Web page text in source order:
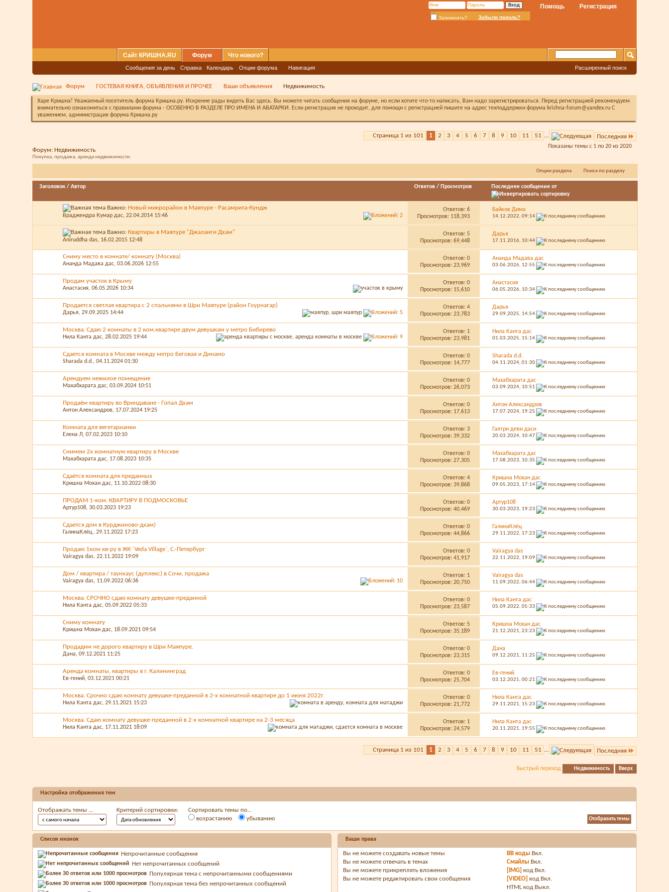
Регистрация
Помощь
Запомнить? Забыли пароль?
Сайт КРИШНА.RU Форум
Сообщения за день Справка Календарь Опции форума Навигация
Что нового?
Расширенный поиск
Форум ГОСТЕВАЯ КНИГА, ОБЪЯВЛЕНИЯ И ПРОЧЕЕ Ваши объявления Недвижимость
Харе Кришна! Уважаемый посетитель форума Кришна.ру. Искренне рады видеть Вас здесь. Вы можете читать сообщения на форуме, но если хотите что-то написать, Вам надо зарегистрироваться. Перед регистрацией рекомендуем
внимательно ознакомиться с правилами форума - ОСОБЕННО В РАЗДЕЛЕ ПРО ИМЕНА И АВАТАРКИ. Если регистрация не проходит, для помощи с регистрацией пишите на адрес техподдержки форума krishna-forum@yandex.ru С
уважением, администрация форума Кришна.ру
Страница 1 из 101 1 2 3 4 5 6 7 8 9 10 11 51 ... Последняя
Показаны темы с 1 по 20 из 2020
Форум: Недвижимость
Покупка, продажа, аренда недвижимости.
Опции раздела Поиск по разделу
Заголовок / Автор Ответов / Просмотров Последнее сообщение от
Важно: Новый микрорайон в Маяпуре - Расамрита-Кундж
Враджендра Кумар дас, 22.04.2014 15:46
Ответов:6
Просмотров: 118,393
Байков Дима
14.12.2022, 09:14
Важно: Квартиры в Маяпуре "Джаланги Дхам"
Aniruddha das, 16.02.2015 12:48
Ответов:5
Просмотров: 69,448
Дарья
17.11.2016, 10:44
Сниму место в комнате/ комнату (Москва)
Ананда Мадава дас, 03.06.2026 12:55
Ответов:0
Просмотров: 23,969
Ананда Мадава дас
03.06.2026, 12:55
Продам участок в Крыму
Анастасия, 06.05.2026 10:34
Ответов:0
Просмотров: 15,610
Анастасия
06.05.2026, 10:34
Продается светлая квартира с 2 спальнями в Шри Маяпуре (район Гоурнагар)
Дарья, 29.09.2025 14:44
Ответов:4
Просмотров: 23,783
Дарья
29.09.2025, 14:54
Москва. Сдаю 2 комнаты в 2 ком.квартире двум девушкам у метро Бибирево
Нила Канта дас, 28.02.2025 19:44
Ответов: 1
Просмотров: 23,981
Нила Канта дас
01.03.2025, 15:14
Сдается комната в Москве между метро Беговая и Динамо
Sharada d.d., 04.11.2024 01:30
Ответов:0
Просмотров: 14,777
Sharada d.d.
04.11.2024, 01:30
Арендуем нежилое помещение
Махабхарата дас, 03.09.2024 10:51
Ответов:0
Просмотров: 26,073
Махабхарата дас
03.09.2024, 10:51
Продаём квартиру во Вриндаване - Гопал Дхам
Антон Александров, 17.07.2024 19:25
Ответов:0
Просмотров: 17,613
Антон Александров
17.07.2024, 19:25
Комната для вегетарианки
Елена Л, 07.02.2023 10:10
Ответов:3
Просмотров: 39,332
Гаятри деви даси
20.03.2024, 10:47
Снимем 2х комнатную квартиру в Москве
Махабхарата дас, 17.08.2023 10:35
Ответов:0
Просмотров: 27,305
Махабхарата дас
17.08.2023, 10:35
Сдаётся комната для преданных
Кришна Мохан дас, 11.10.2022 08:30
Ответов:4
Просмотров: 39,868
Кришна Мохан дас
09.05.2023, 17:14
ПРОДАМ 1-ком. КВАРТИРУ В ПОДМОСКОВЬЕ
Артур108, 30.03.2023 19:23
Ответов:0
Просмотров: 40,469
Артур108
30.03.2023, 19:23
Сдается дом в Курджиново-дхам)
ГалинаКлёц, 29.11.2022 17:23
Ответов:0
Просмотров: 44,866
ГалинаКлёц
29.11.2022, 17:23
Продаю 1ком кв-ру в ЖК `Veda Village`, С.-Петербург
Vairagya das, 22.11.2022 19:09
Ответов:0
Просмотров: 41,917
Vairagya das
22.11.2022, 19:09
Дом / квартира / таунхаус (дуплекс) в Сочи, продажа
Vairagya das, 11.09.2022 06:36
Ответов: 1
Просмотров: 20,750
Vairagya das
11.09.2022, 06:44
Москва. СРОЧНО сдаю комнату девушке-преданной
Нила Канта дас, 05.09.2022 05:33
Ответов:0
Просмотров: 23,587
Нила Канта дас
05.09.2022, 05:33
Сниму комнату
Кришна Мохан дас, 18.09.2021 09:54
Ответов:5
Просмотров: 35,189
Кришна Мохан дас
21.12.2021, 23:23
Продадим не дорого квартиру в Шри Маяпуре.
Дана, 09.12.2021 11:25
Ответов:0
Просмотров: 23,315
Дана
09.12.2021, 11:25
Аренда комнаты, квартиры в г. Калининград
Ев-гений, 03.12.2021 00:21
Ответов:0
Просмотров: 25,704
Ев-гений
03.12.2021, 00:21
Москва. Срочно сдаю комнату девушке-преданной в 2-х комнатной квартире до 1 июня 2022г.
Нила Канта дас, 29.11.2021 15:23
Ответов:0
Просмотров: 21,772
Нила Канта дас
29.11.2021, 15:23
Москва. Сдаю комнату девушке-преданной в 2-х комнатной квартире на 2-3 месяца
Нила Канта дас, 17.11.2021 18:09
Ответов: 1
Просмотров: 24,579
Нила Канта дас
20.11.2021, 19:55
Страница 1 из 101 1 2 3 4 5 6 7 8 9 10 11 51 ... Последняя
Быстрый переход Недвижимость Вверх
Настройка отображения тем
Отображать темы ... Критерий сортировки:
Сортировать темы по...
возрастанию
убыванию
Список иконок
Непрочитанные сообщения
Нет непрочитанных сообщений
Популярная тема с непрочитанными сообщениями
Популярная тема без непрочитанных сообщений
Ваши права
Выне можете создавать новые темы
Выне можете отвечать в темах
Выне можете прикреплять вложения
Выне можете редактировать свои сообщения
BB коды Вкл.
Смайлы Вкл.
[IMG] код Вкл.
[VIDEO] код Вкл.
HTML код Выкл.